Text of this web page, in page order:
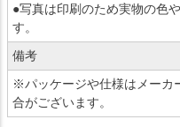
●写真は印刷のため実物の色
す。
備考
※パッケージや仕様はメーカ
合がございます。